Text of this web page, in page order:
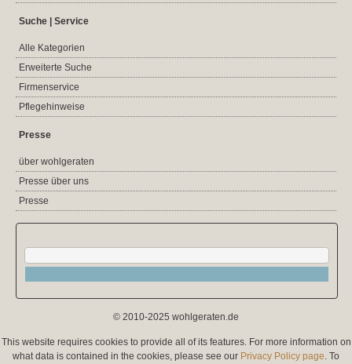
Suche | Service
Alle Kategorien
Erweiterte Suche
Firmenservice
Pflegehinweise
Presse
über wohlgeraten
Presse über uns
Presse
© 2010-2025 wohlgeraten.de
This website requires cookies to provide all of its features. For more information on
what data is contained in the cookies, please see our Privacy Policy page. To